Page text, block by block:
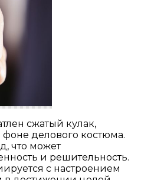
сжатый кулак,
делового костюма.
что может
и решительность.
с настроением